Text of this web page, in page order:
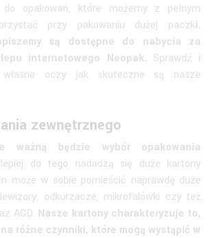
opakowań, które możemy z pełnym
przy pakowaniu dużej paczki.
są dostępne do nabycia za
internetowego Neopak. Sprawdź i
oczy jak skuteczne są nasze
zewnętrznego
ważną będzie wybór opakowania
do tego nadadzą się duże kartony
może w sobie pomieścić naprawdę duże
odkurzacze, mikrofalówki czy też
AGD. Nasze kartony charakteryzuje to,
różne czynniki, które mogą wystąpić w